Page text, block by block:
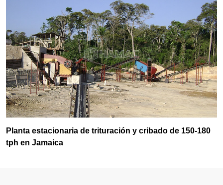
Planta estacionaria de trituración y cribado de 150-180
tph en Jamaica